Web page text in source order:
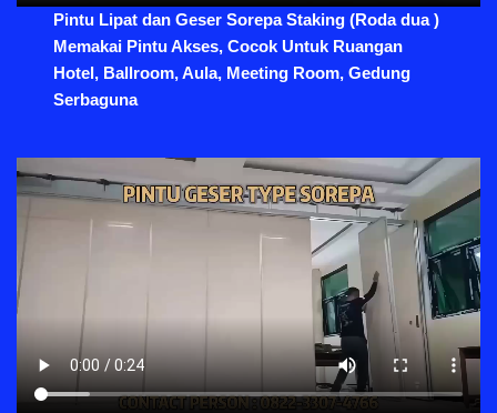
Pintu Lipat dan Geser Sorepa Staking (Roda dua )
Memakai Pintu Akses, Cocok Untuk Ruangan
Hotel, Ballroom, Aula, Meeting Room, Gedung
Serbaguna